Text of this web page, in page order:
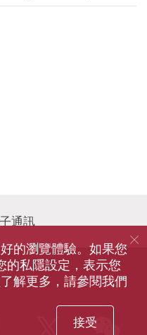
通訊
LinkedInTwitter
的瀏覽體驗。如果您
的私隱設定，表示您
解更多，請參閱我們
接受